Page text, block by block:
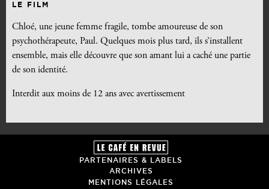
LE FILM
Chloé, une jeune femme fragile, tombe amoureuse de son
psychothérapeute, Paul. Quelques mois plus tard, ils s’installent
ensemble, mais elle découvre que son amant lui a caché une partie
de son identité.
Interdit aux moins de 12 ans avec avertissement
PARTENAIRES & LABELS
ARCHIVES
MENTIONS LÉGALES